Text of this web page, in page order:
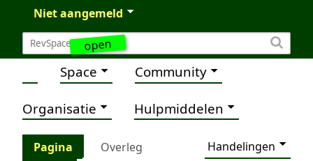
open
Niet aangemeld
Space Community
Organisatie Hulpmiddelen
Pagina Overleg
Handelingen